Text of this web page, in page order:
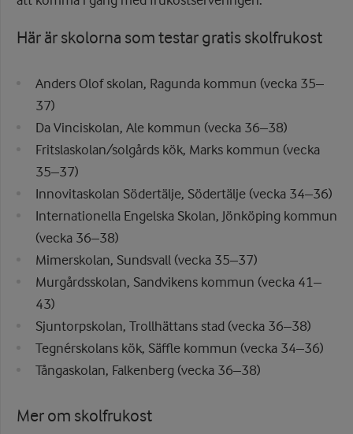
Här är skolorna som testar gratis skolfrukost
Anders Olof skolan, Ragunda kommun (vecka 35–
37)
Da Vinciskolan, Ale kommun (vecka 36–38)
Fritslaskolan/solgårds kök, Marks kommun (vecka
35–37)
Innovitaskolan Södertälje, Södertälje (vecka 34–36)
Internationella Engelska Skolan, Jönköping kommun
(vecka 36–38)
Mimerskolan, Sundsvall (vecka 35–37)
Murgårdsskolan, Sandvikens kommun (vecka 41–
43)
Sjuntorpskolan, Trollhättans stad (vecka 36–38)
Tegnérskolans kök, Säffle kommun (vecka 34–36)
Tångaskolan, Falkenberg (vecka 36–38)
Mer om skolfrukost